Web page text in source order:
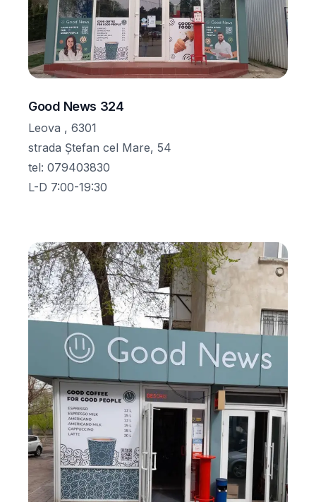
Good News 324
Leova , 6301
strada Ștefan cel Mare, 54
tel: 079403830
L-D 7:00-19:30